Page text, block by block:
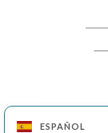
ESPAÑOL
ESPAÑOL